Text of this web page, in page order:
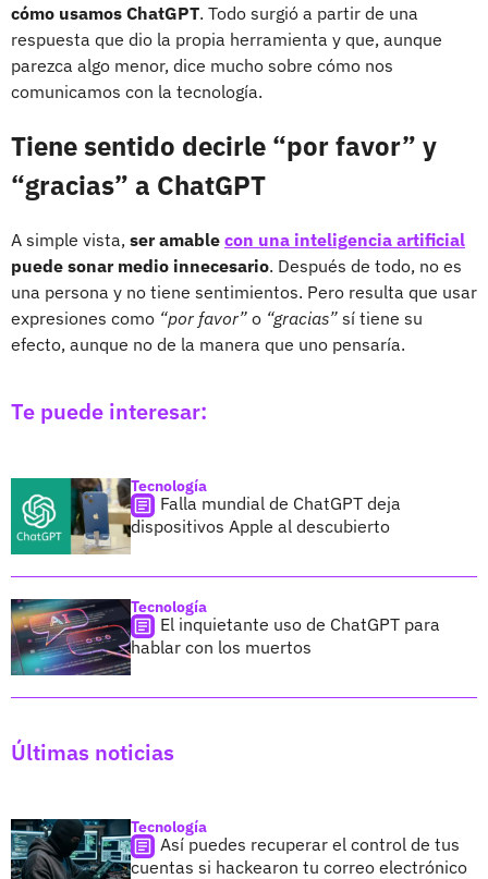
cómo usamos ChatGPT. Todo surgió a partir de una
respuesta que dio la propia herramienta y que, aunque
parezca algo menor, dice mucho sobre cómo nos
comunicamos con la tecnología.
Tiene sentido decirle “por favor” y
“gracias” a ChatGPT
A simple vista, ser amable con una inteligencia artificial
puede sonar medio innecesario. Después de todo, no es
una persona y no tiene sentimientos. Pero resulta que usar
expresiones como “por favor” o “gracias” sí tiene su
efecto, aunque no de la manera que uno pensaría.
Te puede interesar:
Tecnología
Falla mundial de ChatGPT deja
dispositivos Apple al descubierto
Tecnología
El inquietante uso de ChatGPT para
hablar con los muertos
Últimas noticias
Tecnología
Así puedes recuperar el control de tus
cuentas si hackearon tu correo electrónico